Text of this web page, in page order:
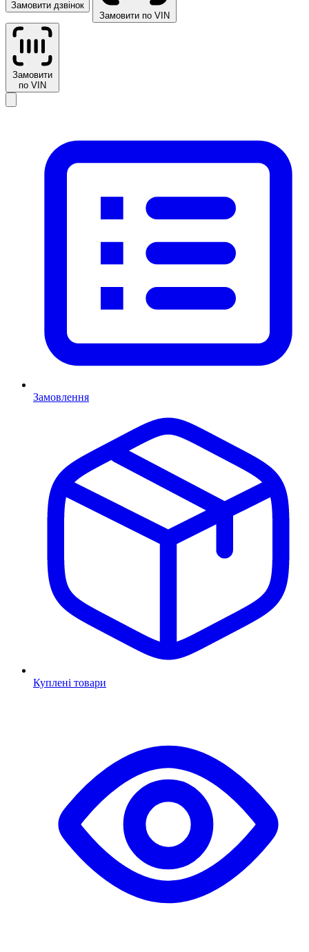
Замовити дзвінок
Замовити по VIN
Замовити
по VIN
Замовлення
Куплені товари